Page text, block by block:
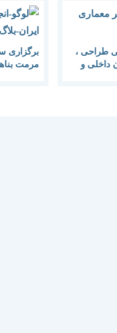
طراحی ،
داخلی و
برگزاری
مرمت